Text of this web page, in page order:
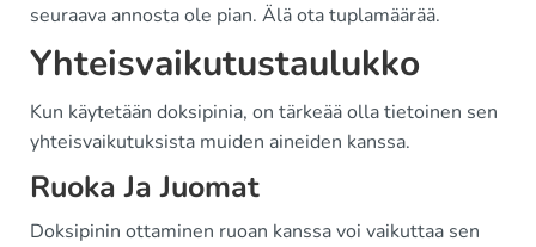
seuraava annosta ole pian. Älä ota tuplamäärää.
Yhteisvaikutustaulukko
Kun käytetään doksipinia, on tärkeää olla tietoinen sen
yhteisvaikutuksista muiden aineiden kanssa.
Ruoka Ja Juomat
Doksipinin ottaminen ruoan kanssa voi vaikuttaa sen